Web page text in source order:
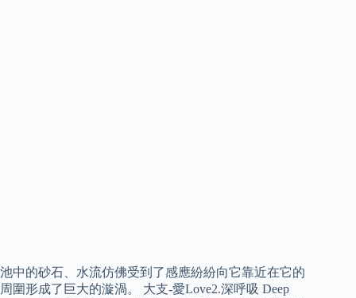
池中的砂石、水流仿佛受到了感應紛紛向它靠近在它的
周圍形成了巨大的漩渦。 大支-愛Love2.深呼吸 Deep